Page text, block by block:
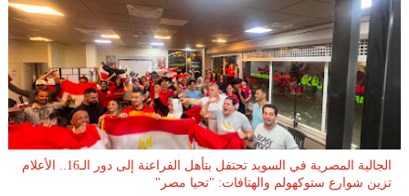
الجالية المصرية في السويد تحتفل بتأهل الفراعنة إلى دور الـ16.. الأعلام
تزين شوارع ستوكهولم والهتافات: "تحيا مصر"